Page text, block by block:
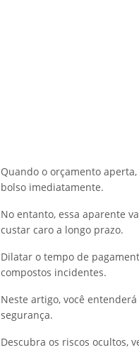
Quando o orçamento
bolso imediatamente.
No entanto, essa aparente
custar caro a longo prazo.
Dilatar o tempo de
compostos incidentes.
Neste artigo, você
segurança.
Descubra os riscos ocultos,